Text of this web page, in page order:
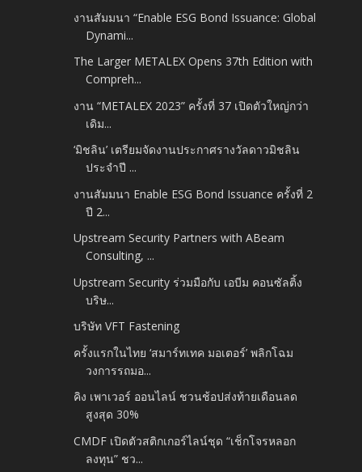
งานสัมมนา “Enable ESG Bond Issuance: Global
Dynami...
The Larger METALEX Opens 37th Edition with
Compreh...
งาน “METALEX 2023” ครั้งที่ 37 เปิดตัวใหญ่กว่า
เดิม...
‘มิชลิน’ เตรียมจัดงานประกาศรางวัลดาวมิชลิน
ประจำปี ...
งานสัมมนา Enable ESG Bond Issuance ครั้งที่ 2
ปี 2...
Upstream Security Partners with ABeam
Consulting, ...
Upstream Security ร่วมมือกับ เอบีม คอนซัลติ้ง
บริษ...
บริษัท VFT Fastening
ครั้งแรกในไทย ‘สมาร์ทเทค มอเตอร์’ พลิกโฉม
วงการรถมอ...
คิง เพาเวอร์ ออนไลน์ ชวนช้อปส่งท้ายเดือนลด
สูงสุด 30%
CMDF เปิดตัวสติกเกอร์ไลน์ชุด “เช็กโจรหลอก
ลงทุน” ชว...